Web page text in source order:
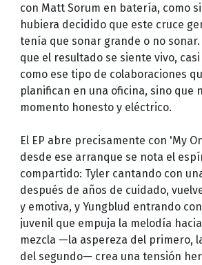
con Matt Sorum en batería, como
hubiera decidido que este cruce
tenía que sonar grande o no sonar.
que el resultado se siente vivo,
como ese tipo de colaboraciones
planifican en una oficina, sino que
momento honesto y eléctrico.
El EP abre precisamente con 'My
desde ese arranque se nota el
compartido: Tyler cantando con
después de años de cuidado,
y emotiva, y Yungblud entrando
juvenil que empuja la melodía
mezcla —la aspereza del primero,
del segundo— crea una tensión